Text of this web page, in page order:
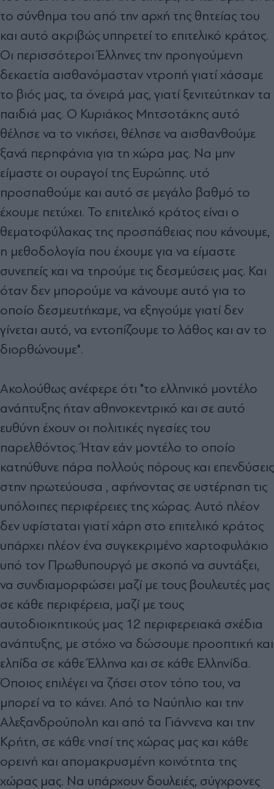
το σύνθημα του από την αρχή της θητείας του
και αυτό ακριβώς υπηρετεί το επιτελικό κράτος.
Οι περισσότεροι Έλληνες την προηγούμενη
δεκαετία αισθανόμασταν ντροπή γιατί χάσαμε
το βιός μας, τα όνειρά μας, γιατί ξενιτεύτηκαν τα
παιδιά μας. Ο Κυριάκος Μητσοτάκης αυτό
θέλησε να το νικήσει, θέλησε να αισθανθούμε
ξανά περηφάνια για τη χώρα μας. Να μην
είμαστε οι ουραγοί της Ευρώπης. υτό
προσπαθούμε και αυτό σε μεγάλο βαθμό το
έχουμε πετύχει. Το επιτελικό κράτος είναι ο
θεματοφύλακας της προσπάθειας που κάνουμε,
η μεθοδολογία που έχουμε για να είμαστε
συνεπείς και να τηρούμε τις δεσμεύσεις μας. Και
όταν δεν μπορούμε να κάνουμε αυτό για το
οποίο δεσμευτήκαμε, να εξηγούμε γιατί δεν
γίνεται αυτό, να εντοπίζουμε το λάθος και αν το
διορθώνουμε".
Ακολούθως ανέφερε ότι "το ελληνικό μοντέλο
ανάπτυξης ήταν αθηνοκεντρικό και σε αυτό
ευθύνη έχουν οι πολιτικές ηγεσίες του
παρελθόντος. Ήταν εάν μοντέλο το οποίο
κατηύθυνε πάρα πολλούς πόρους και επενδύσεις
στην πρωτεύουσα , αφήνοντας σε υστέρηση τις
υπόλοιπες περιφέρειες της χώρας. Αυτό πλέον
δεν υφίσταται γιατί χάρη στο επιτελικό κράτος
υπάρχει πλέον ένα συγκεκριμένο χαρτοφυλάκιο
υπό τον Πρωθυπουργό με σκοπό να συντάξει,
να συνδιαμορφώσει μαζί με τους βουλευτές μας
σε κάθε περιφέρεια, μαζί με τους
αυτοδιοικητικούς μας 12 περιφερειακά σχέδια
ανάπτυξης, με στόχο να δώσουμε προοπτική και
ελπίδα σε κάθε Έλληνα και σε κάθε Ελληνίδα.
Όποιος επιλέγει να ζήσει στον τόπο του, να
μπορεί να το κάνει. Από το Ναύπλιο και την
Αλεξανδρούπολη και από τα Γιάννενα και την
Κρήτη, σε κάθε νησί της χώρας μας και κάθε
ορεινή και απομακρυσμένη κοινότητα της
χώρας μας. Να υπάρχουν δουλειές, σύγχρονες